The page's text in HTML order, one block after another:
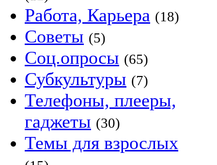
Работа, Карьера (18)
Советы (5)
Соц.опросы (65)
Субкультуры (7)
Телефоны, плееры,
гаджеты (30)
Темы для взрослых